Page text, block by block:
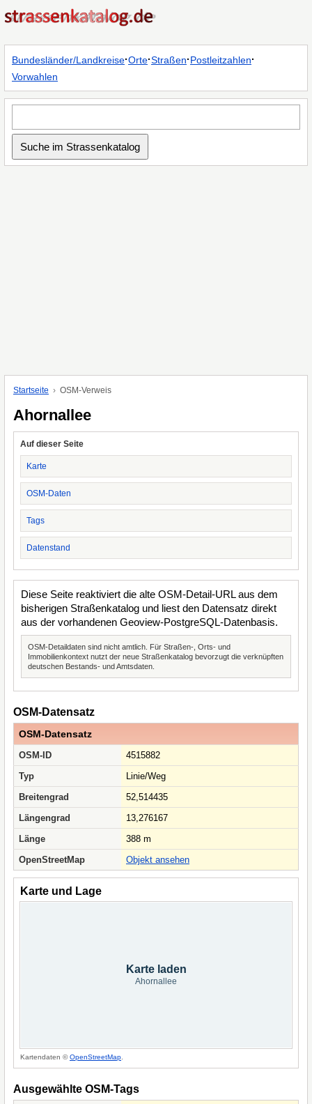
Bundesländer/Landkreise·Orte·Straßen·Postleitzahlen·
Vorwahlen
Startseite OSM-Verweis
Ahornallee
Auf dieser Seite
Karte
OSM-Daten
Tags
Datenstand
Diese Seite reaktiviert die alte OSM-Detail-URL aus dem
bisherigen Straßenkatalog und liest den Datensatz direkt
aus der vorhandenen Geoview-PostgreSQL-Datenbasis.
OSM-Detaildaten sind nicht amtlich. Für Straßen-, Orts- und
Immobilienkontext nutzt der neue Straßenkatalog bevorzugt die verknüpften
deutschen Bestands- und Amtsdaten.
OSM-Datensatz
OSM-Datensatz
OSM-ID
4515882
Typ
Linie/Weg
Breitengrad
52,514435
Längengrad
13,276167
Länge
388 m
OpenStreetMap
Objekt ansehen
Karte und Lage
Karte laden
Ahornallee
Kartendaten ©OpenStreetMap
Ausgewählte OSM-Tags